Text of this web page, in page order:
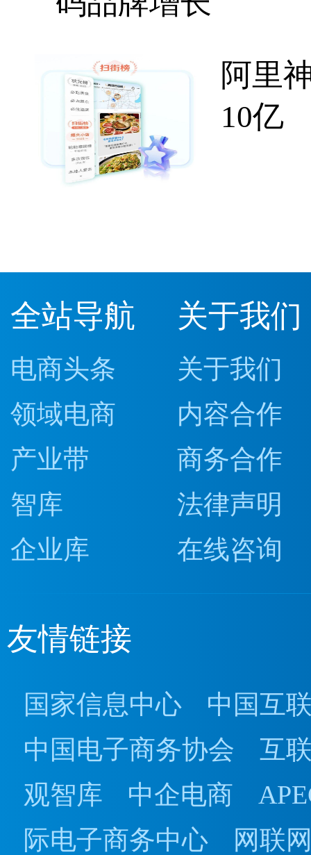
阿里
10亿
全站导航
电商头条
领域电商
产业带
智库
企业库
关于我们
关于我们
内容合作
商务合作
法律声明
在线咨询
友情链接
国家信息中心
中国互
中国电子商务协会
互
观智库
中企电商
际电子商务中心
网联